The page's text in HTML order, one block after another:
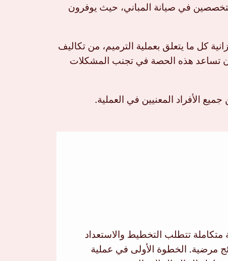
في صيانة المباني، حيث يوفرون
كل ما يتعلق بعملية الترميم، من تكاليف
أن تساعد هذه الحصة في تجنب المشكلات
الأفراد المعنيين في العملية.
متكاملة تتطلب التخطيط والاستعداد
مرضية. الخطوة الأولى في عملية